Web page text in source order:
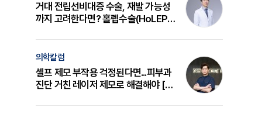
거대 전립선비대증 수술, 재발 가능성
까지 고려한다면? 홀렙수술(HoLEP)
의학칼럼
셀프 제모 부작용 걱정된다면...피부과
진단 거친 레이저 제모로 해결해야 [변